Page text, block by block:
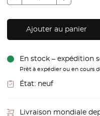
Ajouter au panier
En stock – expédition
Prêt à expédier ou en cours
État: neuf
Livraison mondiale